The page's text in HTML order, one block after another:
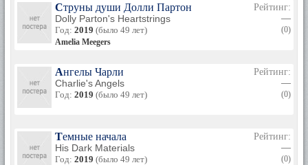
Струны души Долли Партон
Dolly Parton's Heartstrings
Год: 2019 (было 49 лет)
Amelia Meegers
Рейтинг:
—
(0)
Ангелы Чарли
Charlie's Angels
Год: 2019 (было 49 лет)
Рейтинг:
—
(0)
Темные начала
His Dark Materials
Год: 2019 (было 49 лет)
Рейтинг:
—
(0)